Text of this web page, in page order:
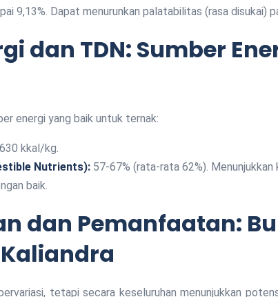
9,13%. Dapat menurunkan palatabilitas (rasa disukai)
dan TDN: Sumber
energi yang baik untuk ternak:
kkal/kg.
Nutrients): 57-67% (rata-rata 62%). Menunjukkan
baik.
dan Pemanfaatan:
tetapi secara keseluruhan menunjukkan